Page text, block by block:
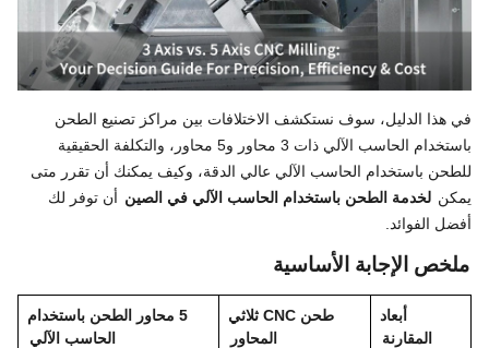
في هذا الدليل، سوف نستكشف الاختلافات بين مراكز تصنيع الطحن
باستخدام الحاسب الآلي ذات 3 محاور و5 محاور، والتكلفة الحقيقية
للطحن باستخدام الحاسب الآلي عالي الدقة، وكيف يمكنك أن تقرر متى
يمكن لخدمة الطحن باستخدام الحاسب الآلي في الصين أن توفر لك
أفضل الفوائد.
ملخص الإجابة الأساسية
أبعاد
المقارنة
طحن CNC ثلاثي
المحاور
5 محاور الطحن باستخدام
الحاسب الآلي